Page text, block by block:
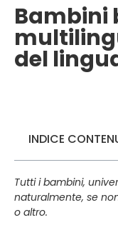
Bambini
del
INDICE
Tutti i bambini,
naturalmente, se
o altro.